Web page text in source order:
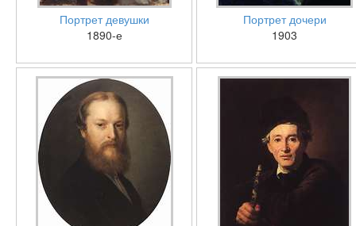
Портрет девушки
1890-е
Портрет дочери
1903